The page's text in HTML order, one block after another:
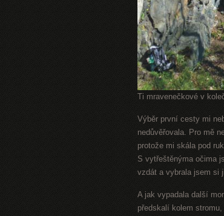
Ti mravenečkové v
Výběr první cesty mi
nedůvěřovala. Pro mě
protože mi skála pod
S vytřeštěnýma očima
vzdát a vybrala jsem si
A jak vypadala další
předskalí kolem